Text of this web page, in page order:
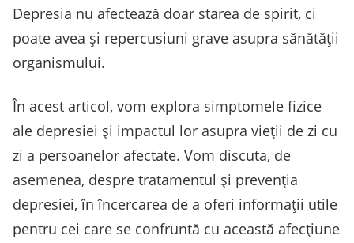
Depresia nu afectează doar starea de spirit, ci
poate avea și repercusiuni grave asupra sănătății
organismului.
În acest articol, vom explora simptomele fizice
ale depresiei și impactul lor asupra vieții de zi cu
zi a persoanelor afectate. Vom discuta, de
asemenea, despre tratamentul și prevenția
depresiei, în încercarea de a oferi informații utile
pentru cei care se confruntă cu această afecțiune